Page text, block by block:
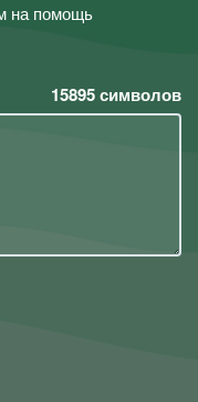
на помощь
15895символов